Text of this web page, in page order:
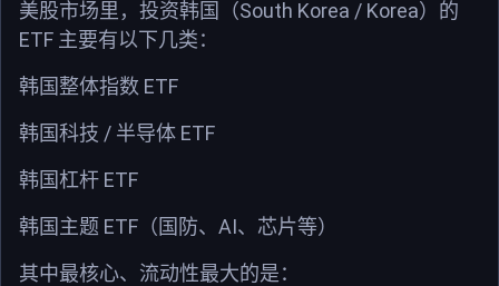
美股市场里，投资韩国（South Korea / Korea）的
ETF 主要有以下几类：
韩国整体指数 ETF
韩国科技 / 半导体 ETF
韩国杠杆 ETF
韩国主题 ETF （国防、 AI、芯片等）
其中最核心、流动性最大的是：